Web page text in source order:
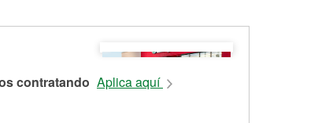
contratando Aplica aquí